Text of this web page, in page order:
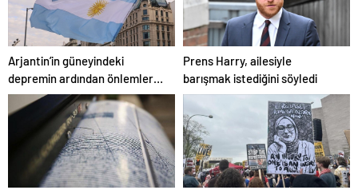
Arjantin’in güneyindeki
depremin ardından önlemler
alındı
Prens Harry, ailesiyle
barışmak istediğini söyledi